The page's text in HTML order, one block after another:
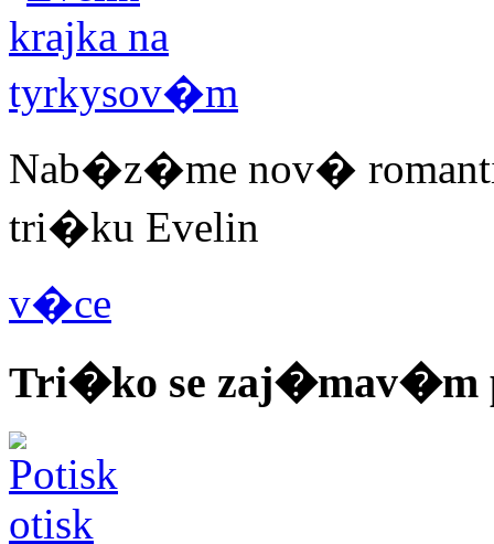
Nab�z�me nov�
tri�ku Evelin
v�ce
Tri�ko se zaj�mav�m